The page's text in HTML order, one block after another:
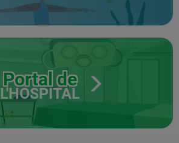
Portal de
L'HOSPITAL